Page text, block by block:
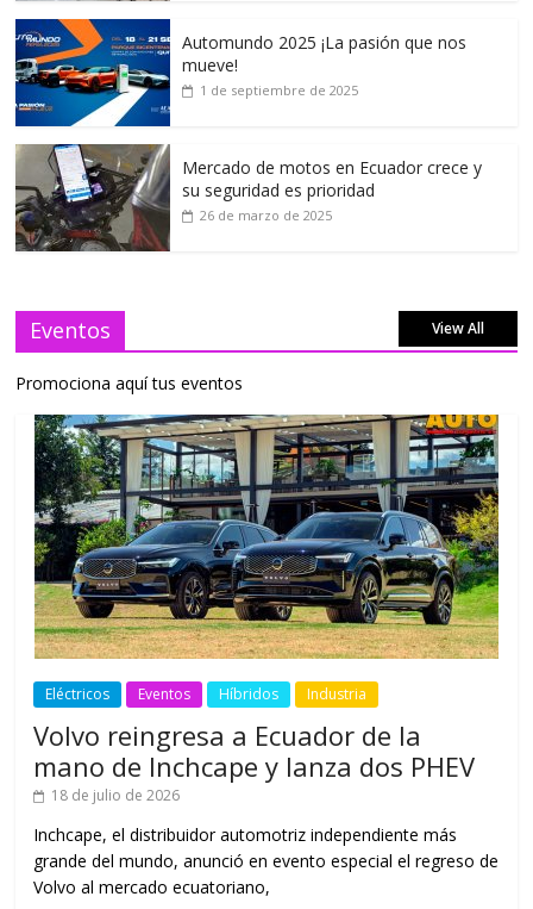
Automundo 2025 ¡La pasión que nos
mueve!
1 de septiembre de 2025
Mercado de motos en Ecuador crece y
su seguridad es prioridad
26 de marzo de 2025
Eventos View All
Promociona aquí tus eventos
Eléctricos Eventos Híbridos Industria
Volvo reingresa a Ecuador de la
mano de Inchcape y lanza dos PHEV
18 de julio de 2026
Inchcape, el distribuidor automotriz independiente más
grande del mundo, anunció en evento especial el regreso de
Volvo al mercado ecuatoriano,